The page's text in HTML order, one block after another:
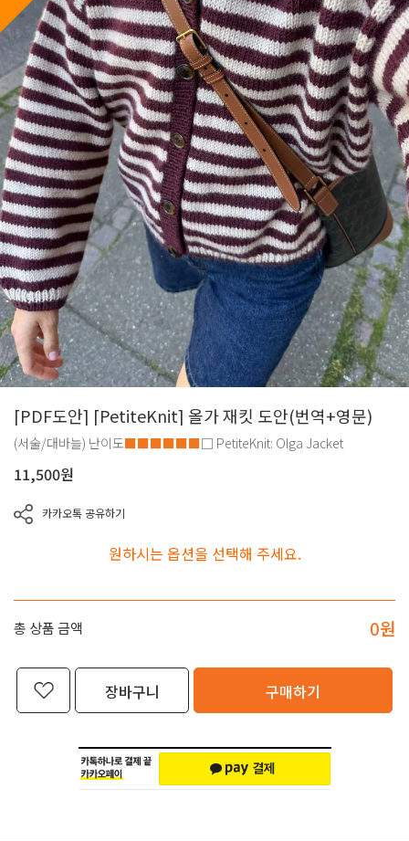
[PDF도안] [PetiteKnit] 올가 재킷 도안(번역+영문)
(서술/대바늘) 난이도■■■■■■□ PetiteKnit: Olga Jacket
11,500원
카카오톡 공유하기
원하시는 옵션을 선택해 주세요.
총 상품 금액 0원
장바구니 구매하기